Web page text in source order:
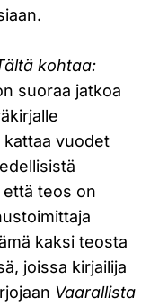
kohtaa:
suoraa jatkoa
kattaa vuodet
että teos on
kaksi teosta
joissa kirjailija
Vaarallista